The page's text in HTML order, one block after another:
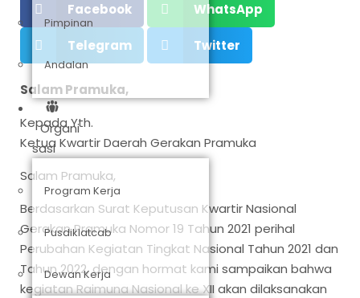
Pimpinan
Andalan
Organi
sasi
Program Kerja
Pusdiklatcab
Dewan Kerja
Facebook WhatsApp
Telegram Twitter
Salam Pramuka,
Kepada Yth.
Ketua Kwartir Daerah Gerakan Pramuka
Salam Pramuka,
Berdasarkan Surat Keputusan Kwartir Nasional
Gerakan Pramuka Nomor 19 Tahun 2021 perihal
Perubahan Kegiatan Tingkat Nasional Tahun 2021 dan
Tahun 2022, dengan hormat kami sampaikan bahwa
kegiatan Raimuna Nasional ke XII akan dilaksanakan